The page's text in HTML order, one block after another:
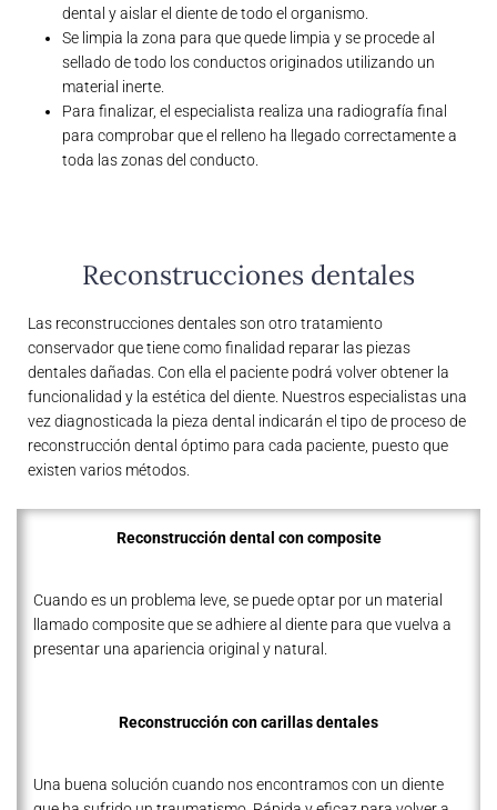
dental y aislar el diente de todo el organismo.
Se limpia la zona para que quede limpia y se procede al
sellado de todo los conductos originados utilizando un
material inerte.
Para finalizar, el especialista realiza una radiografía final
para comprobar que el relleno ha llegado correctamente a
toda las zonas del conducto.
Reconstrucciones dentales
Las reconstrucciones dentales son otro tratamiento
conservador que tiene como finalidad reparar las piezas
dentales dañadas. Con ella el paciente podrá volver obtener la
funcionalidad y la estética del diente. Nuestros especialistas una
vez diagnosticada la pieza dental indicarán el tipo de proceso de
reconstrucción dental óptimo para cada paciente, puesto que
existen varios métodos.
Reconstrucción dental con composite
Cuando es un problema leve, se puede optar por un material
llamado composite que se adhiere al diente para que vuelva a
presentar una apariencia original y natural.
Reconstrucción con carillas dentales
Una buena solución cuando nos encontramos con un diente